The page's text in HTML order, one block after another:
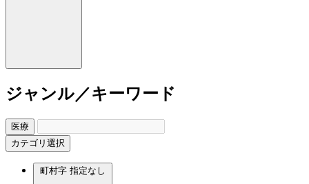
ジャンル／キーワード
医療
カテゴリ選択
町村字 指定なし